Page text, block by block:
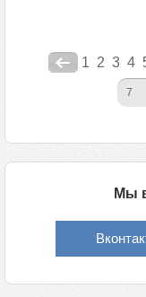
1 2 3 4
Мы